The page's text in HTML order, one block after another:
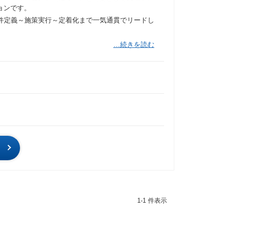
です。
義～施策実行～定着化まで一気通貫でリードし
…続きを読む
1-1 件表示